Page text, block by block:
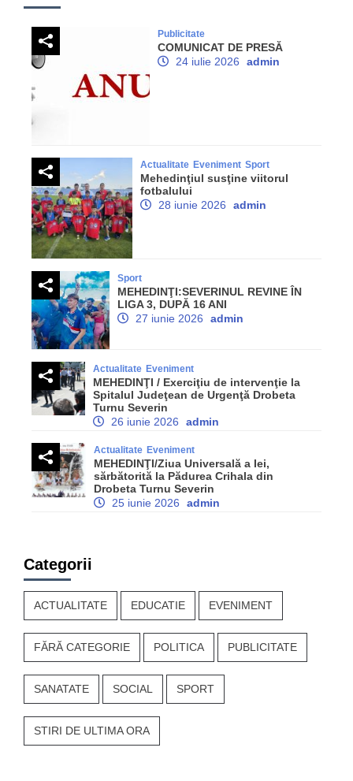
Publicitate
COMUNICAT DE PRESĂ
24 iulie 2026
admin
Actualitate Eveniment Sport
Mehedinţiul susţine viitorul
fotbalului
28 iunie 2026
admin
Sport
MEHEDINŢI:SEVERINUL REVINE ÎN
LIGA 3, DUPĂ 16 ANI
27 iunie 2026
admin
Actualitate Eveniment
MEHEDINŢI / Exerciţiu de intervenţie la
Spitalul Judeţean de Urgenţă Drobeta
Turnu Severin
26 iunie 2026
admin
Actualitate Eveniment
MEHEDINŢI/Ziua Universală a Iei,
sărbătorită la Pădurea Crihala din
Drobeta Turnu Severin
25 iunie 2026
admin
Categorii
ACTUALITATE EDUCATIE EVENIMENT
FĂRĂ CATEGORIE POLITICA PUBLICITATE
SANATATE SOCIAL SPORT
STIRI DE ULTIMA ORA